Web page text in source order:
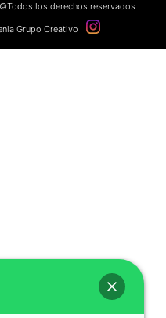
los derechos reservados
Grupo Creativo